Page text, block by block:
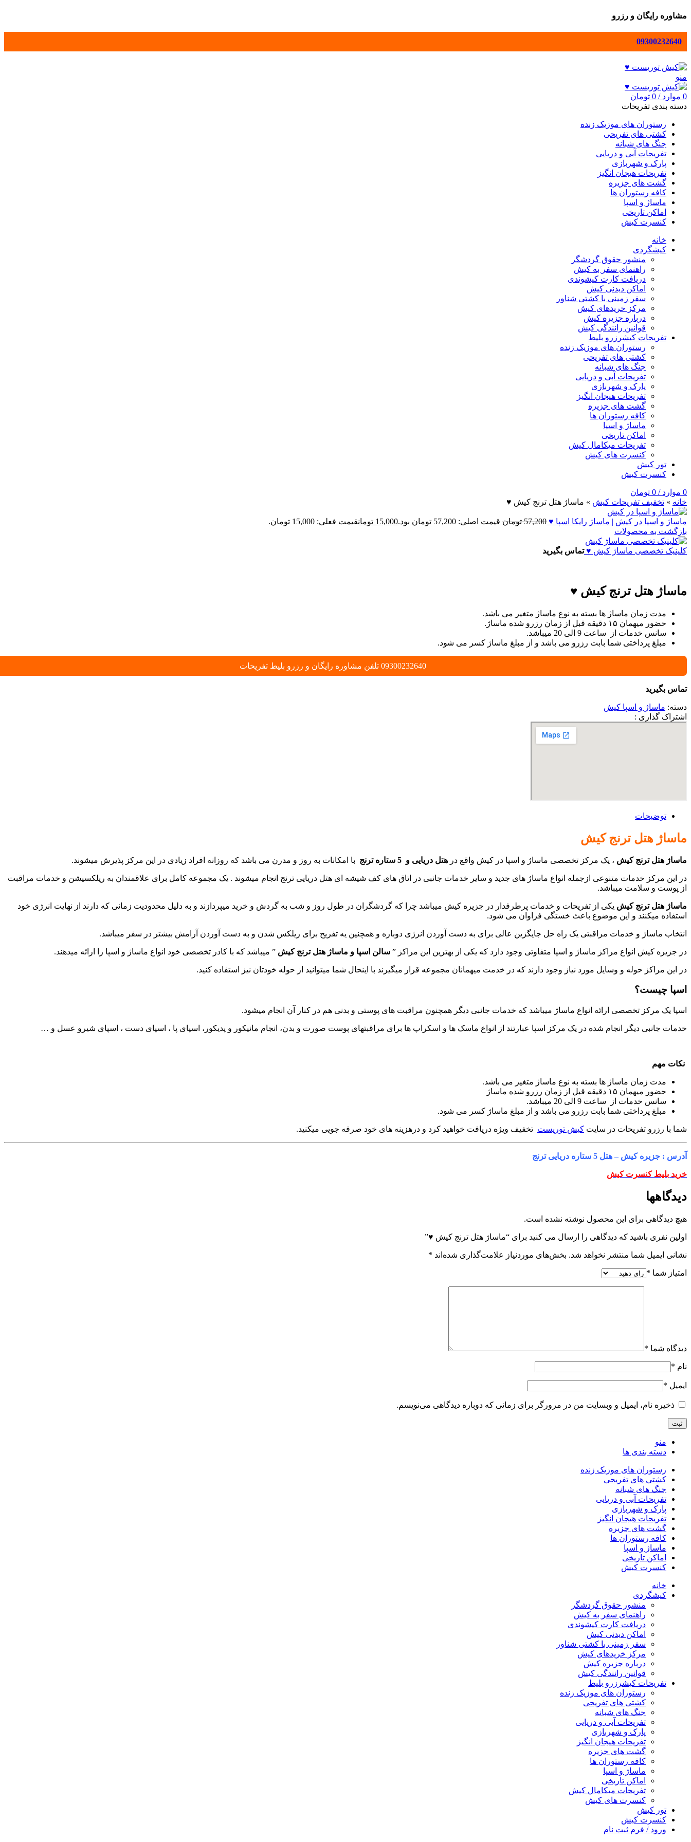
مشاوره رایگان و رزرو
09300232640
منو
0 موارد /
0 تومان
دسته بندی تفریحات
رستوران های موزیک زنده
کشتی های تفریحی
جنگ های شبانه
تفریحات آبی و دریایی
پارک و شهربازی
تفریحات هیجان انگیز
گشت های جزیره
کافه رستوران ها
ماساژ و اسپا
اماکن تاریخی
کنسرت کیش
خانه
کیشگردی
منشور حقوق گردشگر
راهنمای سفر به کیش
دریافت کارت کیشوندی
اماکن دیدنی کیش
سفر زمینی با کشتی شناور
مرکز خریدهای کیش
درباره جزیره کیش
قوانین رانندگی کیش
تفریحات کیشرزرو بلیط
رستوران های موزیک زنده
کشتی های تفریحی
جنگ های شبانه
تفریحات آبی و دریایی
پارک و شهربازی
تفریحات هیجان انگیز
گشت های جزیره
کافه رستوران ها
ماساژ و اسپا
اماکن تاریخی
تفریحات میکامال کیش
کنسرت های کیش
تور کیش
کنسرت کیش
0 موارد /
0 تومان
خانه » تخفيف تفريحات کيش » ماساژ هتل ترنج کیش ♥
ماساژ و اسپا در کیش | ماساژ رایکا اسپا ♥ 57,200 تومان قیمت اصلی: 57,200 تومان بود. 15,000 تومانقیمت فعلی: 15,000 تومان.
بازگشت به محصولات
کلینیک تخصصی ماساژ کیش ♥تماس بگیرید
ماساژ هتل ترنج کیش ♥
مدت زمان ماساژ ها بسته به نوع ماساژ متغیر می باشد.
حضور میهمان ۱۵ دقیقه قبل از زمان رزرو شده ماساژ.
سانس خدمات از ساعت 9 الی 20 میباشد.
مبلغ پرداختی شما بابت رزرو می باشد و از مبلغ ماساژ کسر می شود.
09300232640 تلفن مشاوره رایگان و رزرو بلیط تفریحات
تماس بگیرید
دسته: ماساژ و اسپا کیش
اشتراک گذاری :
توضیحات
ماساژ هتل ترنج کیش
ماساژ هتل ترنج کیش ، یک مرکز تخصصی ماساژ و اسپا در کیش واقع در هتل دریایی و 5 ستاره ترنج با امکانات به روز و مدرن می باشد که روزانه افراد زیادی در این مرکز پذیرش میشوند.
در این مرکز خدمات متنوعی ازجمله انواع ماساژ های جدید و سایر خدمات جانبی در اتاق های کف شیشه ای هتل دریایی ترنج انجام میشوند . یک مجموعه کامل برای علاقمندان به ریلکسیشن و خدمات مراقبت
از پوست و سلامت میباشد.
ماساژ هتل ترنج کیش یکی از تفریحات و خدمات پرطرفدار در جزیره کیش میباشد چرا که گردشگران در طول روز و شب به گردش و خرید میپردازند و به دلیل محدودیت زمانی که دارند از نهایت انرژی خود
استفاده میکنند و این موضوع باعث خستگی فراوان می شود.
انتخاب ماساژ و خدمات مراقبتی یک راه حل جایگزین عالی برای به دست آوردن انرژی دوباره و همچنین یه تفریح برای ریلکس شدن و به دست آوردن آرامش بیشتر در سفر میباشد.
در جزیره کیش انواع مراکز ماساژ و اسپا متفاوتی وجود دارد که یکی از بهترین این مراکز ” سالن اسپا و ماساژ هتل ترنج کیش ” میباشد که با کادر تخصصی خود انواع ماساژ و اسپا را ارائه میدهند.
در این مراکز حوله و وسایل مورد نیاز وجود دارند که در خدمت میهمانان مجموعه قرار میگیرند با اینحال شما میتوانید از حوله خودتان نیز استفاده کنید.
اسپا چیست؟
اسپا یک مرکز تخصصی ارائه انواع ماساژ میباشد که خدمات جانبی دیگر همچنون مراقبت های پوستی و بدنی هم در کنار آن انجام میشود.
خدمات جانبی دیگر انجام شده در یک مرکز اسپا عبارتند از انواع ماسک ها و اسکراپ ها برای مراقبتهای پوست صورت و بدن، انجام مانیکور و پدیکور، اسپای پا ، اسپای دست ، اسپای شیرو عسل و …
نکات مهم
مدت زمان ماساژ ها بسته به نوع ماساژ متغیر می باشد.
حضور میهمان ۱۵ دقیقه قبل از زمان رزرو شده ماساژ
سانس خدمات از ساعت 9 الی 20 میباشد.
مبلغ پرداختی شما بابت رزرو می باشد و از مبلغ ماساژ کسر می شود.
شما با رزرو تفریحات در سایت کیش توریست تخفیف ویژه دریافت خواهید کرد و درهزینه های خود صرفه جویی میکنید.
آدرس : جزیره کیش – هتل 5 ستاره دریایی ترنج
خرید بلیط کنسرت کیش
دیدگاهها
هیچ دیدگاهی برای این محصول نوشته نشده است.
اولین نفری باشید که دیدگاهی را ارسال می کنید برای “ماساژ هتل ترنج کیش ♥”
نشانی ایمیل شما منتشر نخواهد شد. بخش‌های موردنیاز علامت‌گذاری شده‌اند *
امتیاز شما *
دیدگاه شما *
نام *
ایمیل *
ذخیره نام، ایمیل و وبسایت من در مرورگر برای زمانی که دوباره دیدگاهی می‌نویسم.
منو
دسته بندی ها
رستوران های موزیک زنده
کشتی های تفریحی
جنگ های شبانه
تفریحات آبی و دریایی
پارک و شهربازی
تفریحات هیجان انگیز
گشت های جزیره
کافه رستوران ها
ماساژ و اسپا
اماکن تاریخی
کنسرت کیش
خانه
کیشگردی
منشور حقوق گردشگر
راهنمای سفر به کیش
دریافت کارت کیشوندی
اماکن دیدنی کیش
سفر زمینی با کشتی شناور
مرکز خریدهای کیش
درباره جزیره کیش
قوانین رانندگی کیش
تفریحات کیشرزرو بلیط
رستوران های موزیک زنده
کشتی های تفریحی
جنگ های شبانه
تفریحات آبی و دریایی
پارک و شهربازی
تفریحات هیجان انگیز
گشت های جزیره
کافه رستوران ها
ماساژ و اسپا
اماکن تاریخی
تفریحات میکامال کیش
کنسرت های کیش
تور کیش
کنسرت کیش
ورود / فرم ثبت نام